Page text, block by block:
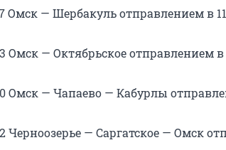
Омск — Шербакуль отправлением в
Омск — Октябрьское отправлением в
Омск — Чапаево — Кабурлы
Черноозерье — Саргатское — Омск